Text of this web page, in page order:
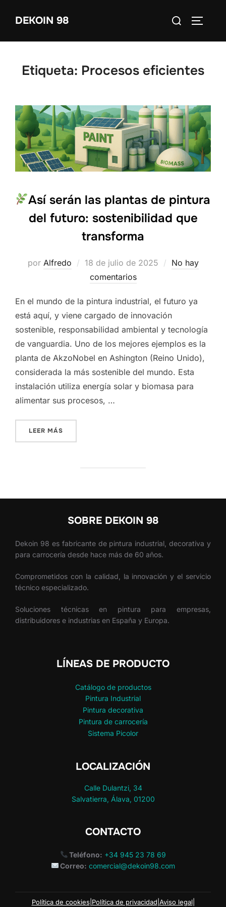
DEKOIN 98 Buscar:
Etiqueta: Procesos eficientes
Así serán las plantas de pintura
del futuro: sostenibilidad que
transforma
por Alfredo
Publicado
el
18 de julio de 2025
No hay
comentarios
En el mundo de la pintura industrial, el futuro ya
está aquí, y viene cargado de innovación
sostenible, responsabilidad ambiental y tecnología
de vanguardia. Uno de los mejores ejemplos es la
planta de AkzoNobel en Ashington (Reino Unido),
considerada la más sostenible del mundo. Esta
instalación utiliza energía solar y biomasa para
alimentar sus procesos, …
LEER MÁS
SOBRE DEKOIN 98
Dekoin 98 es fabricante de pintura industrial, decorativa y
para carrocería desde hace más de 60 años.
Comprometidos con la calidad, la innovación y el servicio
técnico especializado.
Soluciones técnicas en pintura para empresas,
distribuidores e industrias en España y Europa.
LÍNEAS DE PRODUCTO
Catálogo de productos
Pintura Industrial
Pintura decorativa
Pintura de carrocería
Sistema Picolor
LOCALIZACIÓN
Calle Dulantzi, 34
Salvatierra, Álava, 01200
CONTACTO
Teléfono: +34 945 23 78 69
Correo: comercial@dekoin98.com
Política de cookies| Política de privacidad Aviso legal|